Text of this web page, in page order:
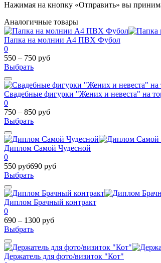
Нажимая на кнопку «Отправить» вы
Аналогичные товары
Папка на молнии А4 ПВХ Фубол
0
550 – 750 руб
Выбрать
Свадебные фигурки "Жених и невеста" на
0
750 – 850 руб
Выбрать
Диплом Самой Чудесной
0
550 руб690 руб
Выбрать
Диплом Брачный контракт
0
690 – 1300 руб
Выбрать
Держатель для фото/визиток "Кот"